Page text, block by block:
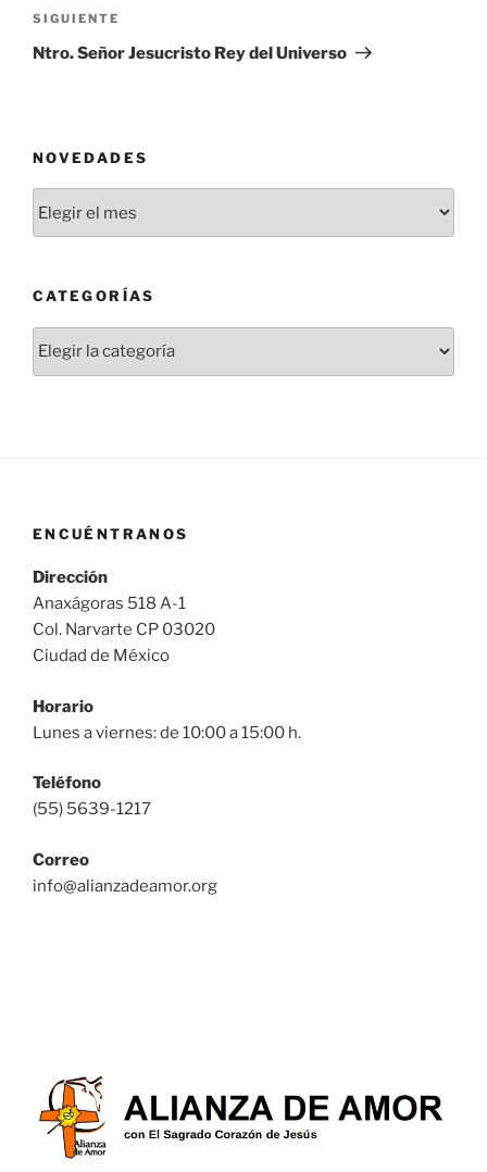
Siguiente
entrada
SIGUIENTE
Ntro. Señor Jesucristo Rey del Universo
NOVEDADES
CATEGORÍAS
ENCUÉNTRANOS
Dirección
Anaxágoras 518 A-1
Col. Narvarte CP 03020
Ciudad de México
Horario
Lunes a viernes: de 10:00 a 15:00 h.
Teléfono
(55) 5639-1217
Correo
info@alianzadeamor.org